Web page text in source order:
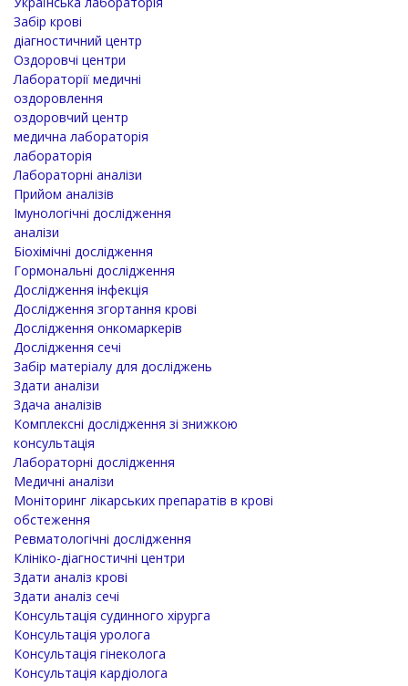
Забір крові
діагностичний центр
Оздоровчі центри
Лабораторії медичні
оздоровлення
оздоровчий центр
медична лабораторія
лабораторія
Лабораторні аналізи
Прийом аналізів
Імунологічні дослідження
аналізи
Біохімічні дослідження
Гормональні дослідження
Дослідження інфекція
Дослідження згортання крові
Дослідження онкомаркерів
Дослідження сечі
Забір матеріалу для досліджень
Здати аналізи
Здача аналізів
Комплексні дослідження зі знижкою
консультація
Лабораторні дослідження
Медичні аналізи
Моніторинг лікарських препаратів в крові
обстеження
Ревматологічні дослідження
Клініко-діагностичні центри
Здати аналіз крові
Здати аналіз сечі
Консультація судинного хірурга
Консультація уролога
Консультація гінеколога
Консультація кардіолога